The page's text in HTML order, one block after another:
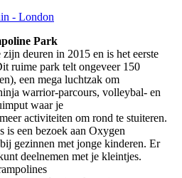
Park
deuren in 2015 en is het eerste
ruime park telt ongeveer 150
een mega luchtzak om
warrior-parcours, volleybal- en
waar je
activiteiten om rond te stuiteren.
is een bezoek aan Oxygen
gezinnen met jonge kinderen. Er
deelnemen met je kleintjes.